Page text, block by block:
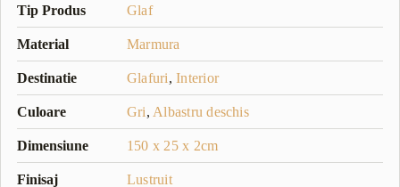
Tip Produs Glaf
Material Marmura
Destinatie Glafuri,Interior
Culoare Gri, Albastru deschis
Dimensiune 150 x 25 x 2cm
Finisaj Lustruit